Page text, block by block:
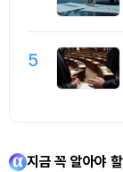
5
지금 꼭 알아야